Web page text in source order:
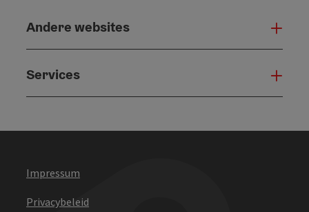
Andere websites
Services
Impressum
Privacybeleid